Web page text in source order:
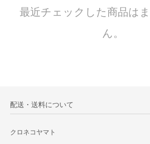
最近チェックした商品は
ん。
配送・送料について
クロネコヤマト